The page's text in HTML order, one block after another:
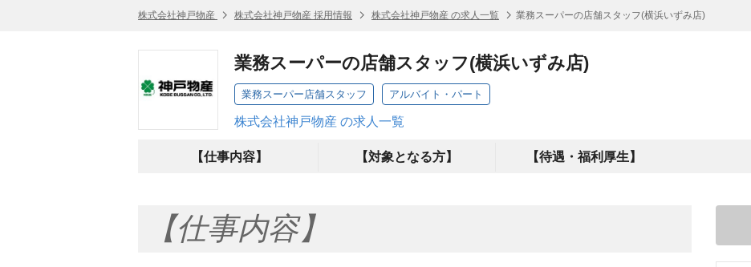
株式会社神戸物産 株式会社神戸物産 採用情報 株式会社神戸物産 の求人一覧 業務スーパーの店舗スタッフ(横浜いずみ店)
業務スーパーの店舗スタッフ(横浜いずみ店)
業務スーパー店舗スタッフ アルバイト・パート
株式会社神戸物産 の求人一覧
【仕事内容】 【対象となる方】 【待遇・福利厚生】
【仕事内容】